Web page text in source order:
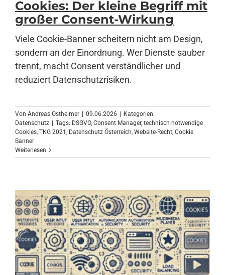
Cookies: Der kleine Begriff mit
großer Consent-Wirkung
Viele Cookie-Banner scheitern nicht am Design,
sondern an der Einordnung. Wer Dienste sauber
trennt, macht Consent verständlicher und
reduziert Datenschutzrisiken.
Von Andreas Ostheimer 09.06.2026
Kategorien:
Datenschutz
Tags: DSGVO, Consent Manager, technisch notwendige
Cookies, TKG 2021 , Datenschutz Österreich, Website-Recht, Cookie
Banner
Weiterlesen